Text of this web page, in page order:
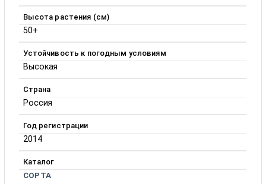
Высота растения (см)
50+
Устойчивость к погодным условиям
Высокая
Страна
Россия
Год регистрации
2014
Каталог
СОРТА